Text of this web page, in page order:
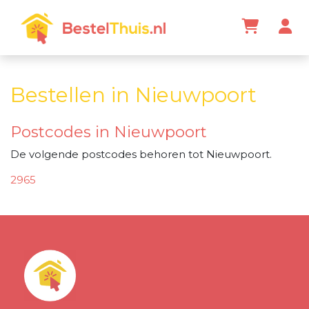
Bestellen in Nieuwpoort
Postcodes in Nieuwpoort
De volgende postcodes behoren tot Nieuwpoort.
2965